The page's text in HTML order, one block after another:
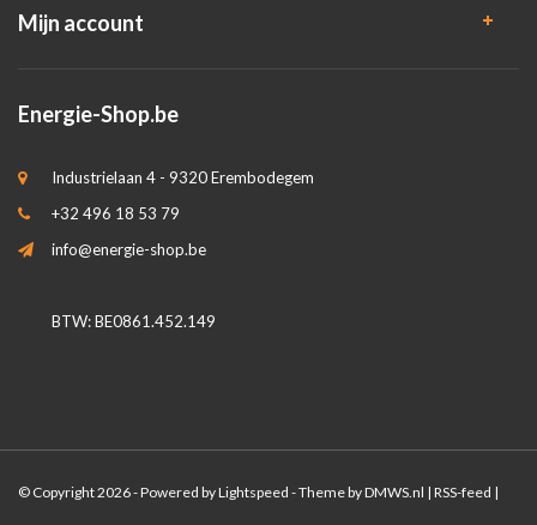
Mijn account
Energie-Shop.be
Industrielaan 4 - 9320 Erembodegem
+32 496 18 53 79
info@energie-shop.be
BTW: BE0861.452.149
© Copyright 2026 - Powered byLightspeed - Theme byDMWS.nl | RSS-feed |